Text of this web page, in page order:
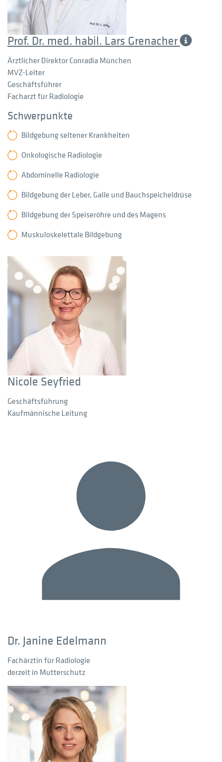
Prof. Dr. med. habil. Lars Grenacher
Ärztlicher Direktor Conradia München
MVZ-Leiter
Geschäftsführer
Facharzt für Radiologie
Schwerpunkte
Bildgebung seltener Krankheiten
Onkologische Radiologie
Abdominelle Radiologie
Bildgebung der Leber, Galle und Bauchspeicheldrüse
Bildgebung der Speiseröhre und des Magens
Muskuloskelettale Bildgebung
Nicole Seyfried
Geschäftsführung
Kaufmännische Leitung
Dr. Janine Edelmann
Fachärztin für Radiologie
derzeit in Mutterschutz